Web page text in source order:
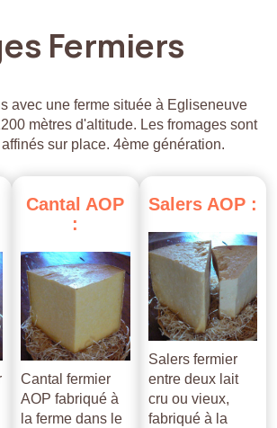
Fermiers
avec une ferme située à Egliseneuve
mètres d'altitude. Les fromages sont
sur place. 4ème génération.
Cantal AOP
:
Cantal fermier
AOP fabriqué à
la ferme dans le
Salers AOP :
Salers fermier
entre deux lait
cru ou vieux,
fabriqué à la